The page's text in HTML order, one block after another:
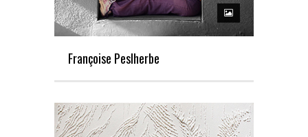
Françoise Peslherbe